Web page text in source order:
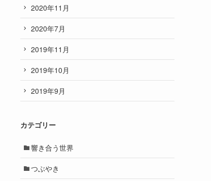
2020年11月
2020年7月
2019年11月
2019年10月
2019年9月
カテゴリー
響き合う世界
つぶやき